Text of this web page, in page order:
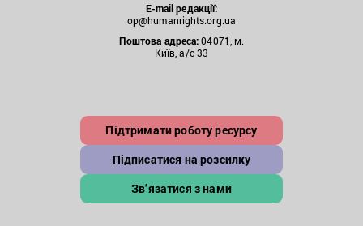
E-mail редакції:
op@humanrights.org.ua
Поштова адреса:04071, м.
Київ, а/с 33
Підтримати роботу ресурсу
Підписатися на розсилку
Зв’язатися з нами